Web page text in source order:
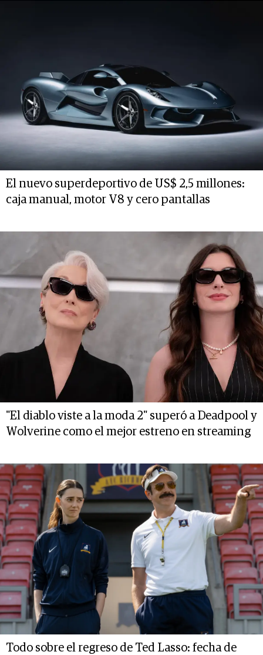
El nuevo superdeportivo de US$ 2,5 millones:
caja manual, motor V8 y cero pantallas
"El diablo viste a la moda 2" superó a Deadpool y
Wolverine como el mejor estreno en streaming
Todo sobre el regreso de Ted Lasso: fecha de